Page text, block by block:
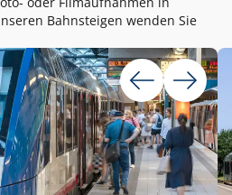
Bahnsteigen wenden Sie